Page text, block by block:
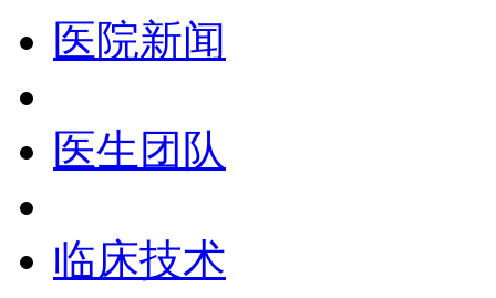
医院新闻
医生团队
临床技术